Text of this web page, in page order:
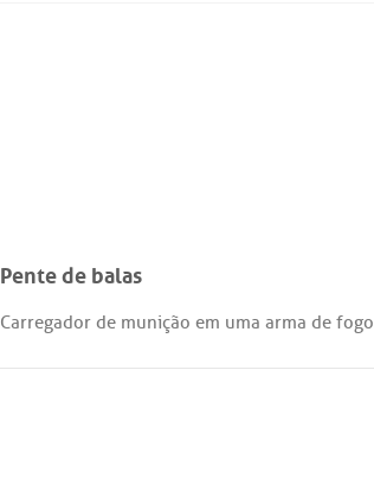
Pente de balas
Carregador de munição em uma arma de fogo